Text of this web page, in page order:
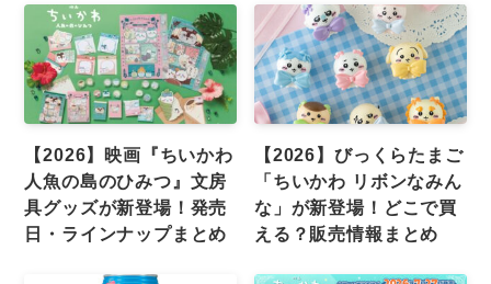
【2026】映画『ちいかわ
人魚の島のひみつ』文房
具グッズが新登場！発売
日・ラインナップまとめ
【2026】びっくらたまご
「ちいかわ リボンなみん
な」が新登場！どこで買
える？販売情報まとめ